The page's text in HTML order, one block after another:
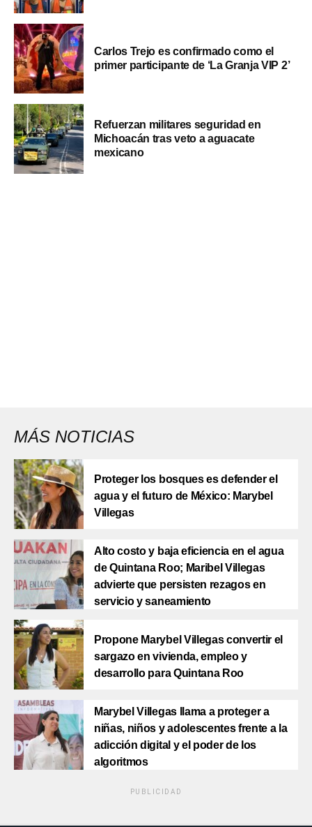
Carlos Trejo es confirmado como el
primer participante de ‘La Granja VIP 2’
Refuerzan militares seguridad en
Michoacán tras veto a aguacate
mexicano
MÁS NOTICIAS
Proteger los bosques es defender el
agua y el futuro de México: Marybel
Villegas
Alto costo y baja eficiencia en el agua
de Quintana Roo; Maribel Villegas
advierte que persisten rezagos en
servicio y saneamiento
Propone Marybel Villegas convertir el
sargazo en vivienda, empleo y
desarrollo para Quintana Roo
Marybel Villegas llama a proteger a
niñas, niños y adolescentes frente a la
adicción digital y el poder de los
algoritmos
PUBLICIDAD